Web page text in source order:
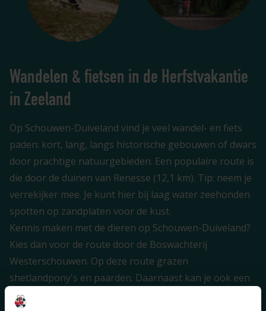
Wandelen & fietsen in de Herfstvakantie
in Zeeland
Op Schouwen-Duiveland vind je veel wandel- en fiets
paden: kort, lang, langs historische gebouwen of dwars
door prachtige natuurgebieden. Een populaire route is
die door de duinen van Renesse (12,1 km). Tip: neem je
verrekijker mee. Je kunt hier bij laag water zeehonden
spotten op zandplaten voor de kust.
Kennis maken met de dieren op Schouwen-Duiveland?
Kies dan voor de route door de Boswachterij
Westerschouwen. Op deze route grazen
shetlandpony's en paarden. Daarnaast kan je ook een
kudde schapen tegenkomen. Wil je een ree of damhert